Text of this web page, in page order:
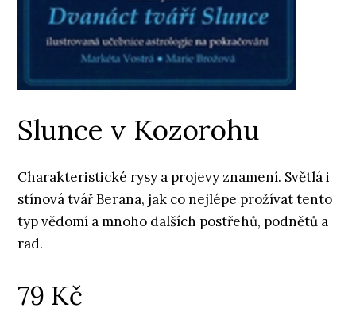
Slunce v Kozorohu
Charakteristické rysy a projevy znamení. Světlá i
stínová tvář Berana, jak co nejlépe prožívat tento
typ vědomí a mnoho dalších postřehů, podnětů a
rad.
79 Kč